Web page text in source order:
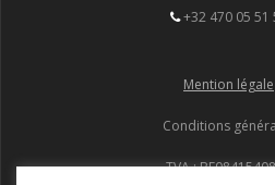
+32 470 05 51
Mention légale
Conditions
TVA :